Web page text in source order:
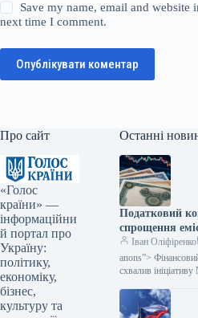
Save my name, email and website
next time I comment.
Опублікувати коментар
Про сайт
«Голос
країни» —
інформаційни
й портал про
Україну:
політику,
економіку,
бізнес,
культуру та
Останні
Податковий
спрощення
зміни
Іван Оліфіренко
anons”>
схвалив
цінних паперів.
скоротити